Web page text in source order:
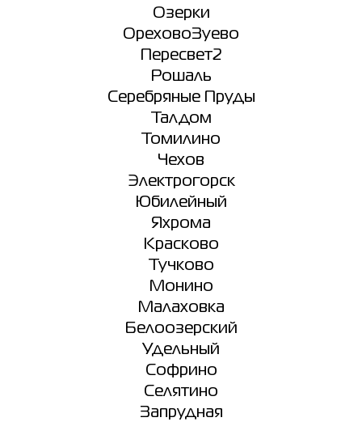
Озерки
ОреховоЗуево
Пересвет2
Рошаль
Серебряные Пруды
Талдом
Томилино
Чехов
Электрогорск
Юбилейный
Яхрома
Красково
Тучково
Монино
Малаховка
Белоозерский
Удельный
Софрино
Селятино
Запрудная